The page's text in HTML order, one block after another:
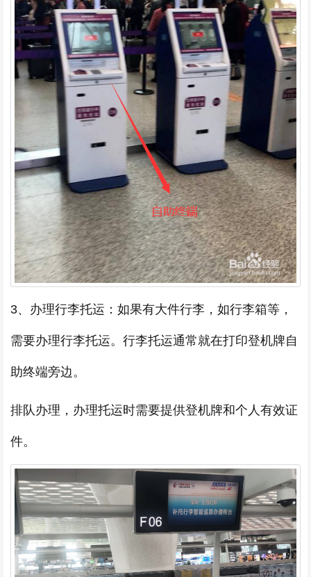
3、办理行李托运：如果有大件行李，如行李箱等，
需要办理行李托运。行李托运通常就在打印登机牌自
助终端旁边。
排队办理，办理托运时需要提供登机牌和个人有效证
件。